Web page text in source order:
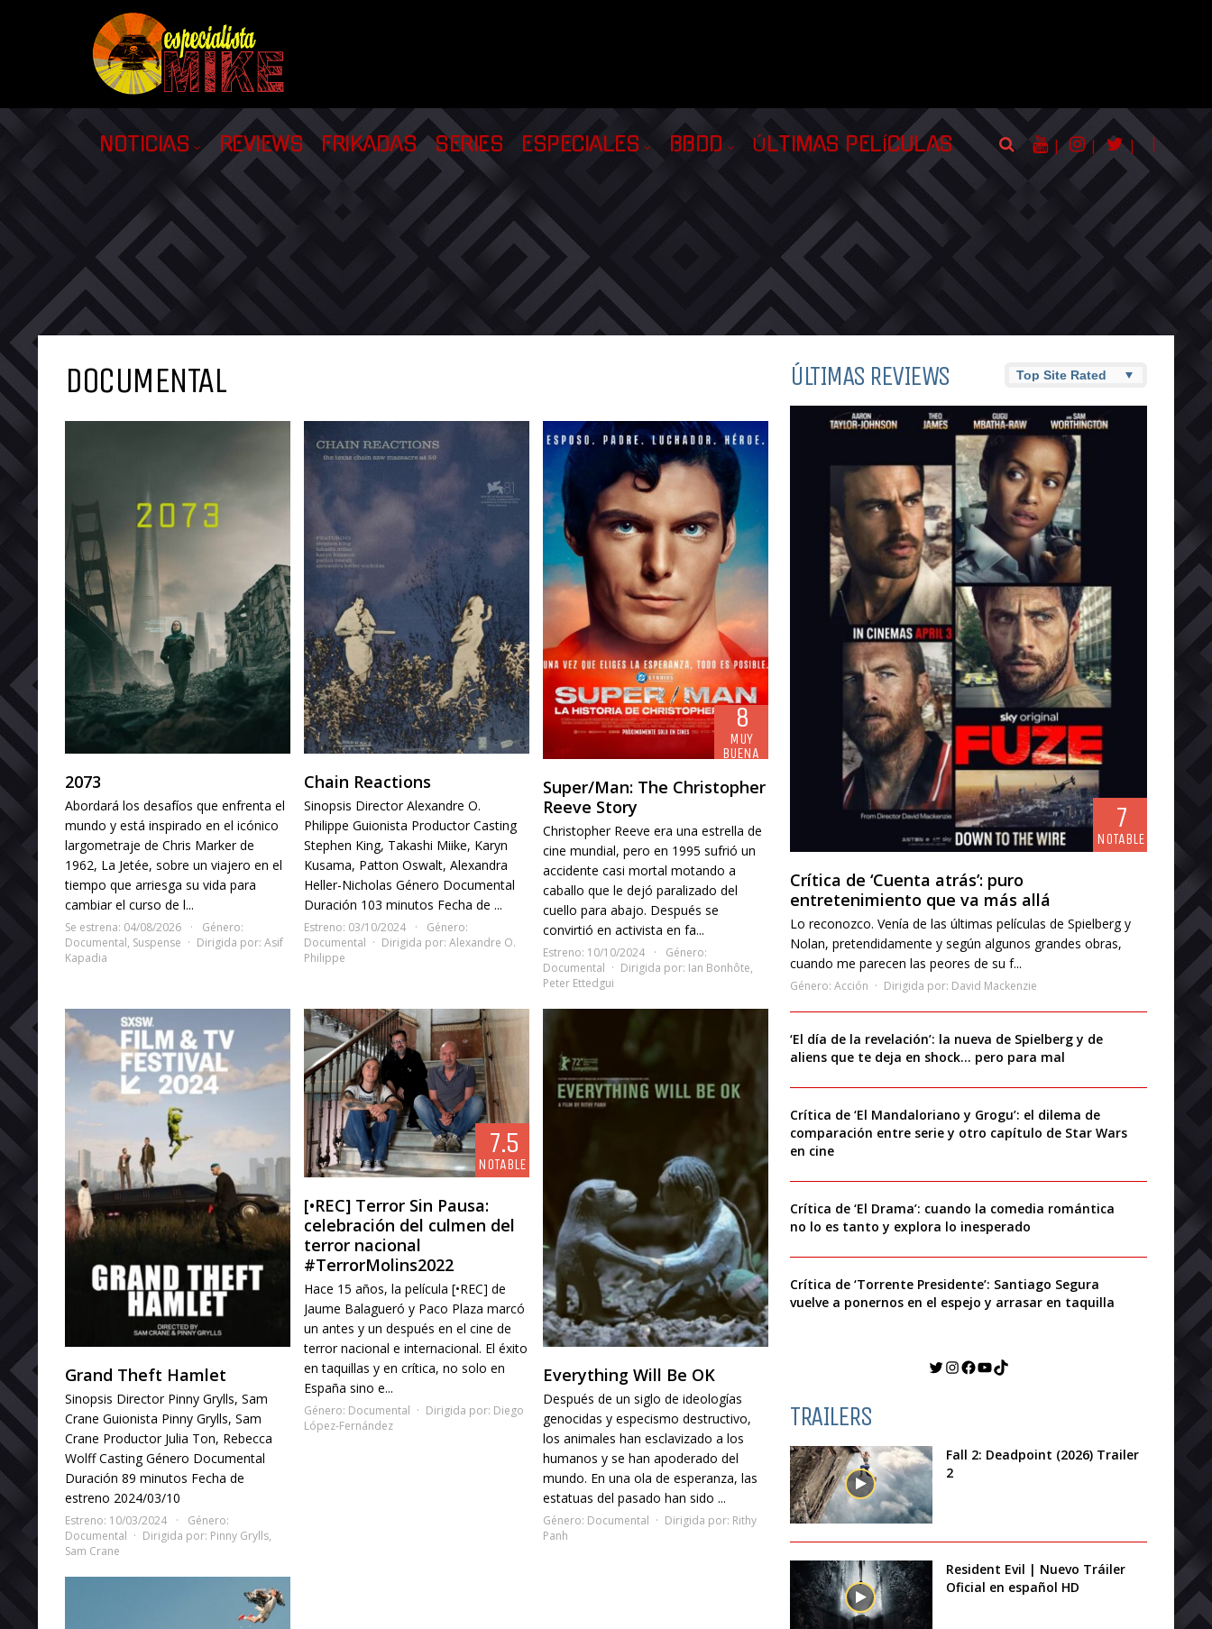
NOTICIAS REVIEWS FRIKADAS SERIES ESPECIALES BBDD ÚLTIMAS PELÍCULAS | | | |
DOCUMENTAL
2073
Abordará los desafíos que enfrenta el
mundo y está inspirado en el icónico
largometraje de Chris Marker de
1962, La Jetée, sobre un viajero en el
tiempo que arriesga su vida para
cambiar el curso de l...
Se estrena: 04/08/2026
Género:
Documental, Suspense Dirigida por: Asif
Kapadia
Chain Reactions
Sinopsis Director Alexandre O.
Philippe Guionista Productor Casting
Stephen King, Takashi Miike, Karyn
Kusama, Patton Oswalt, Alexandra
Heller-Nicholas Género Documental
Duración 103 minutos Fecha de ...
Estreno: 03/10/2024
Género:
Documental
Dirigida por:Alexandre O.
Philippe
8
MUY
BUENA
Super/Man: The Christopher
Reeve Story
Christopher Reeve era una estrella de
cine mundial, pero en 1995 sufrió un
accidente casi mortal motando a
caballo que le dejó paralizado del
cuello para abajo. Después se
convirtió en activista en fa...
Estreno: 10/10/2024
Género:
Documental
Dirigida por: Ian Bonhôte,
Peter Ettedgui
Grand Theft Hamlet
Sinopsis Director Pinny Grylls, Sam
Crane Guionista Pinny Grylls, Sam
Crane Productor Julia Ton, Rebecca
Wolff Casting Género Documental
Duración 89 minutos Fecha de
estreno 2024/03/10
Estreno: 10/03/2024
Género:
Documental
Dirigida por: Pinny Grylls,
Sam Crane
7.5
NOTABLE
[•REC] Terror Sin Pausa:
celebración del culmen del
terror nacional
#TerrorMolins2022
Hace 15 años, la película [•REC] de
Jaume Balagueró y Paco Plaza marcó
un antes y un después en el cine de
terror nacional e internacional. El éxito
en taquillas y en crítica, no solo en
España sino e...
Género: Documental Dirigida por: Diego
López-Fernández
Everything Will Be OK
Después de un siglo de ideologías
genocidas y especismo destructivo,
los animales han esclavizado a los
humanos y se han apoderado del
mundo. En una ola de esperanza, las
estatuas del pasado han sido ...
Género: Documental Dirigida por: Rithy
Panh
ÚLTIMAS REVIEWS
7
NOTABLE
Crítica de ‘Cuenta atrás’: puro
entretenimiento que va más allá
Lo reconozco. Venía de las últimas películas de Spielberg y
Nolan, pretendidamente y según algunos grandes obras,
cuando me parecen las peores de su f...
Género: Acción Dirigida por: David Mackenzie
‘El día de la revelación’: la nueva de Spielberg y de
aliens que te deja en shock… pero para mal
Crítica de ‘El Mandaloriano y Grogu’: el dilema de
comparación entre serie y otro capítulo de Star Wars
en cine
Crítica de ‘El Drama’: cuando la comedia romántica
no lo es tanto y explora lo inesperado
Crítica de ‘Torrente Presidente’: Santiago Segura
vuelve a ponernos en el espejo y arrasar en taquilla
Twitter
Instagram
Facebook
YouTube
TikTok
TRAILERS
Fall 2: Deadpoint (2026) Trailer
2
Resident Evil | Nuevo Tráiler
Oficial en español HD